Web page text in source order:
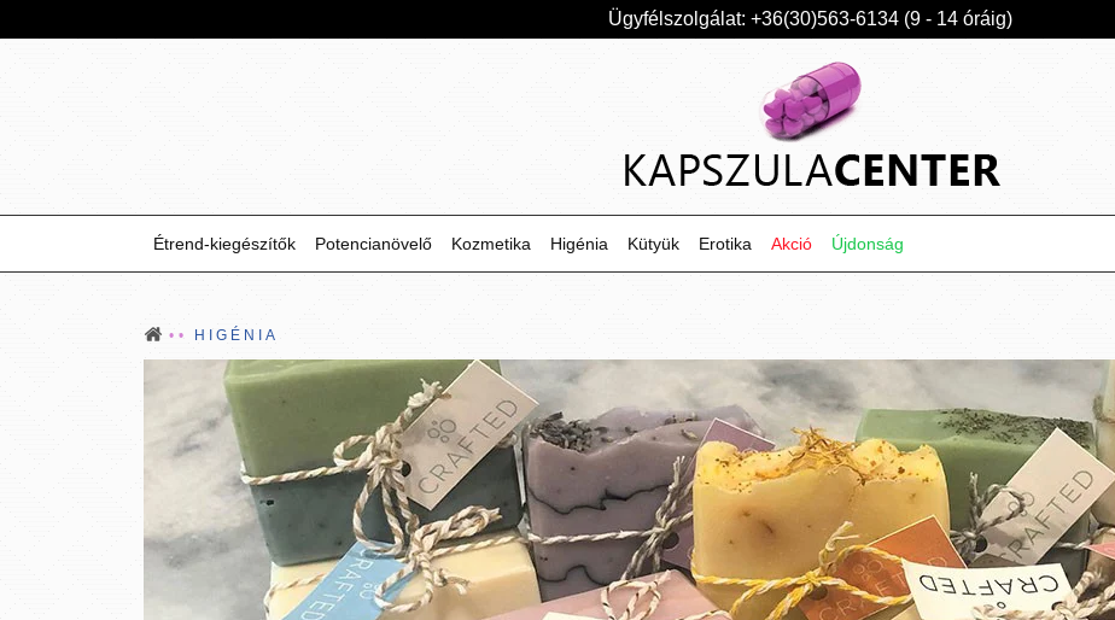
Ügyfélszolgálat: +36(30)563-6134 (9 - 14 óráig)
Étrend-kiegészítők Potencianövelő Kozmetika Higénia Kütyük Erotika Akció Újdonság
HIGÉNIA